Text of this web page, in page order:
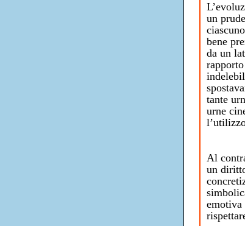
un
bene
da un
tante
urne
Al
un
emotiva